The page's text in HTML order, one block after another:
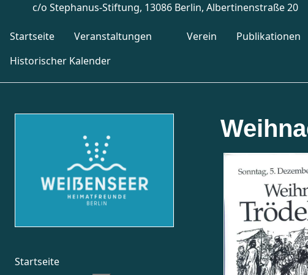
c/o Stephanus-Stiftung, 13086 Berlin, Albertinenstraße 20
Startseite Veranstaltungen Verein Publikationen
Historischer Kalender
Startseite